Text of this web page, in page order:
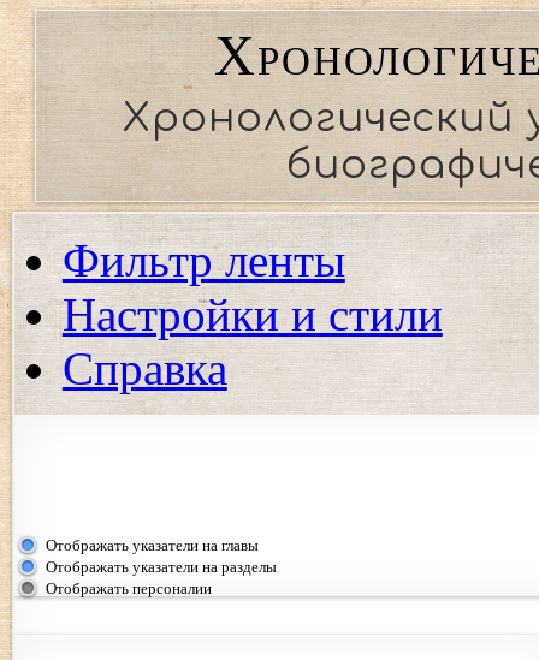
Фильтр ленты
Настройки и стили
Справка
события региона
Отображать указатели на главы
Отображать указатели на разделы
Отображать персоналии